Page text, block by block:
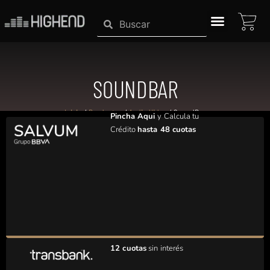
contenido
SearchSearch
SOUNDBAR
Inicio/Productos/Audio Video/ SoundBar
Pincha Aquiy Calcula tu
Créditohasta 48 cuotas
12 cuotassin interés